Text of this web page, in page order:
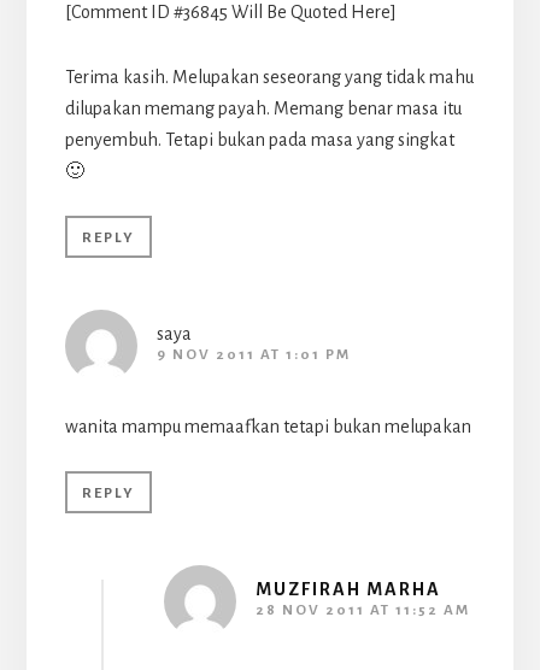
[Comment ID #36845 Will Be Quoted Here]
Terima kasih. Melupakan seseorang yang tidak mahu
dilupakan memang payah. Memang benar masa itu
penyembuh. Tetapi bukan pada masa yang singkat
🙂
REPLY
saya
9 NOV 2011 AT 1:01 PM
wanita mampu memaafkan tetapi bukan melupakan
REPLY
MUZFIRAH MARHA
28 NOV 2011 AT 11:52 AM